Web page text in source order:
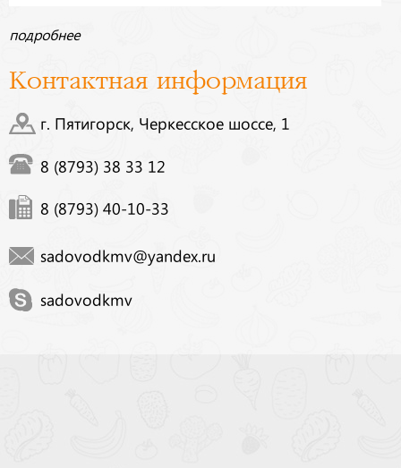
подробнее
Контактная информация
г. Пятигорск, Черкесское шоссе, 1
8 (8793) 38 33 12
8 (8793) 40-10-33
sadovodkmv@yandex.ru
sadovodkmv